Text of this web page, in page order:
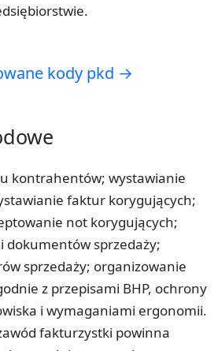
kody pkd →
kontrahentów; wystawianie
faktur korygujących;
not korygujących;
dokumentów sprzedaży;
sprzedaży; organizowanie
z przepisami BHP, ochrony
i wymaganiami ergonomii.
fakturzystki powinna